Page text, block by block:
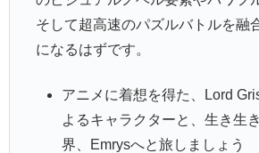
そして超高速のパズルバトルを融
になるはずです。
アニメに着想を得た、Lord
よるキャラクターと、生き生
界、Emrysへと旅しましょう